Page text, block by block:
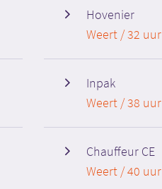
Hovenier
Weert / 32 uur
Inpak
Weert / 38 uur
Chauffeur CE
Weert / 40 uur